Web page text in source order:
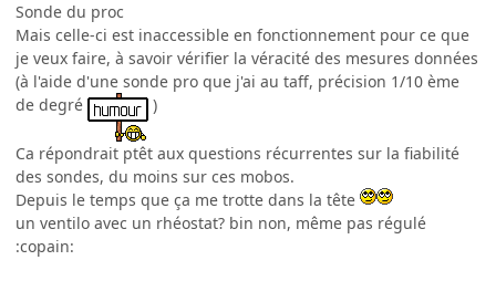
Sonde du proc
Mais celle-ci est inaccessible en fonctionnement pour ce que
je veux faire, à savoir vérifier la véracité des mesures données
(à l'aide d'une sonde pro que j'ai au taff, précision 1/10 ème
de degré
)
Ca répondrait ptêt aux questions récurrentes sur la fiabilité
des sondes, du moins sur ces mobos.
Depuis le temps que ça me trotte dans la tête
un ventilo avec un rhéostat? bin non, même pas régulé
:copain: